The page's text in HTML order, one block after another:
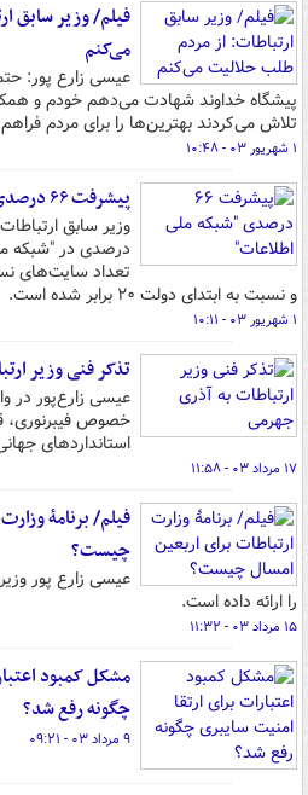
فیلم/ وزیر سابق
می‌کنم
عیسی زارع پور:
پیشگاه خداوند شهادت می‌دهم خودم و
تلاش می‌کردند بهترین‌ها را برای مردم
۱ شهریور ۰۳ - ۱۰:۴۸
پیشرفت ۶۶ درصدی "شبکه ملی اطلاعات"
درصدی در "شبکه
و نسبت به ابتدای دولت ۲۰ برابر شده است.
۱ شهریور ۰۳ - ۱۰:۱۱
تذکر فنی وزیر
عیسی زارع‌پور در
خصوص فیبرنوری،
استانداردهای
۱۷ مرداد ۰۳ - ۱۱:۵۸
فیلم/ برنامهٔ
چیست؟
عیسی زارع پور
را ارائه داده است.
۱۵ مرداد ۰۳ - ۱۱:۳۲
مشکل کمبود
چگونه رفع شد؟
۹ مرداد ۰۳ - ۰۹:۲۱